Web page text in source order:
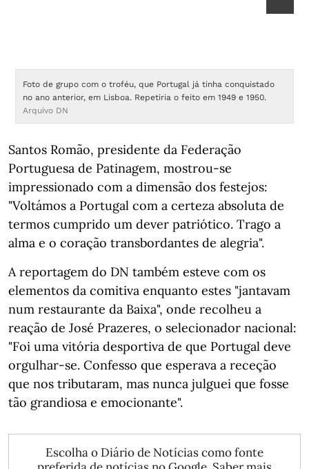
Foto de grupo com o troféu, que Portugal já tinha conquistado
no ano anterior, em Lisboa. Repetiria o feito em 1949 e 1950.
Arquivo DN
Santos Romão, presidente da Federação
Portuguesa de Patinagem, mostrou-se
impressionado com a dimensão dos festejos:
"Voltámos a Portugal com a certeza absoluta de
termos cumprido um dever patriótico. Trago a
alma e o coração transbordantes de alegria".
A reportagem do DN também esteve com os
elementos da comitiva enquanto estes "jantavam
num restaurante da Baixa", onde recolheu a
reação de José Prazeres, o selecionador nacional:
"Foi uma vitória desportiva de que Portugal deve
orgulhar-se. Confesso que esperava a receção
que nos tributaram, mas nunca julguei que fosse
tão grandiosa e emocionante".
Escolha o Diário de Notícias como fonte